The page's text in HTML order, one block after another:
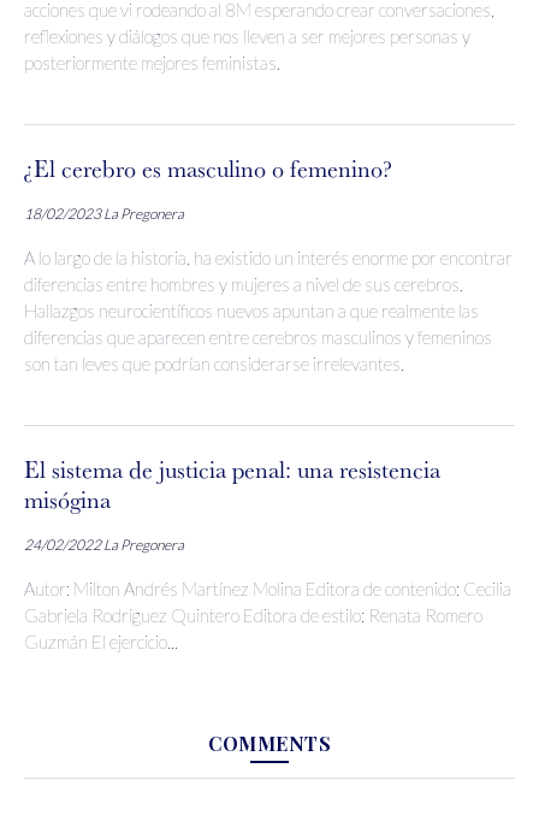
acciones que vi rodeando al 8M esperando crear conversaciones,
reflexiones y diálogos que nos lleven a ser mejores personas y
posteriormente mejores feministas.
¿El cerebro es masculino o femenino?
18/02/2023 La Pregonera
A lo largo de la historia, ha existido un interés enorme por encontrar
diferencias entre hombres y mujeres a nivel de sus cerebros.
Hallazgos neurocientíficos nuevos apuntan a que realmente las
diferencias que aparecen entre cerebros masculinos y femeninos
son tan leves que podrían considerarse irrelevantes.
El sistema de justicia penal: una resistencia
misógina
24/02/2022 La Pregonera
Autor: Milton Andrés Martínez Molina Editora de contenido: Cecilia
Gabriela Rodríguez Quintero Editora de estilo: Renata Romero
Guzmán El ejercicio...
COMMENTS